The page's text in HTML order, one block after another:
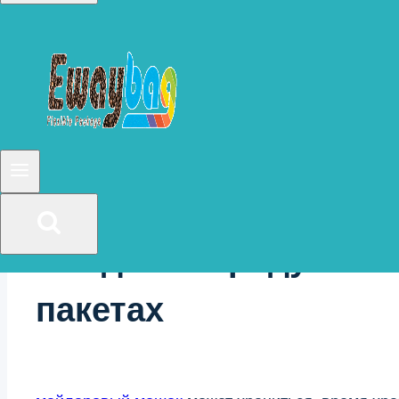
продлить срок годности продуктов питания,
Подводя итог, главное — это сама еда, затем
Но майларовая сумка по-прежнему остается
Как долго продукты
пакетах